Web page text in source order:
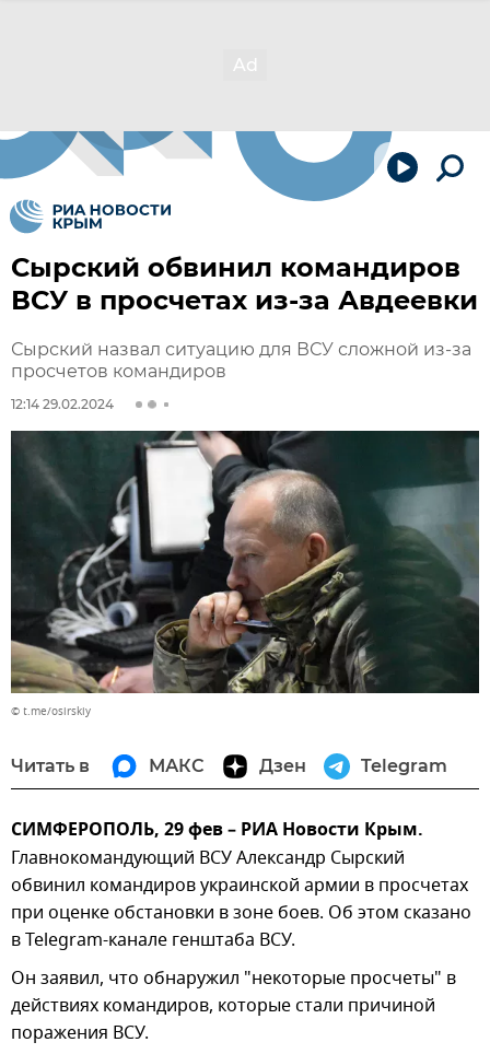
Сырский обвинил командиров
ВСУ в просчетах из-за Авдеевки
Сырский назвал ситуацию для ВСУ сложной из-за
просчетов командиров
12:14 29.02.2024
© t.me/osirskiy
Читать в МАКС Дзен Telegram
СИМФЕРОПОЛЬ, 29 фев – РИА Новости Крым.
Главнокомандующий ВСУ Александр Сырский
обвинил командиров украинской армии в просчетах
при оценке обстановки в зоне боев. Об этом сказано
в Telegram-канале генштаба ВСУ.
Он заявил, что обнаружил "некоторые просчеты" в
действиях командиров, которые стали причиной
поражения ВСУ.